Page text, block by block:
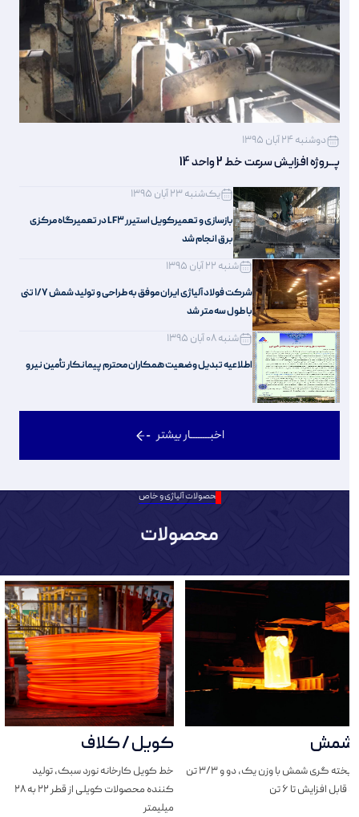
دوشنبه 24 آبان 1395
پــروژه افزایش سرعت خط 2 واحد 14
یک‌شنبه 23 آبان 1395
بازسازی و تعمیرکویل استیرر LF3 در تعمیرگاه مرکزی
برق انجام شد
شنبه 22 آبان 1395
شرکت فولاد آلیاژی ایران موفق به طراحی و تولید شمش 1/7 تنی
با طول سه متر شد
شنبه 08 آبان 1395
اطلاعیه تبدیل وضعیت همکاران محترم پیمانکار تأمین نیرو
اخبــــــــار بیشتر
محصولات آلیاژی و خاص
محصولات
شمش
ریخته گری شمش با وزن یک، دو و 3/3 تن
و قابل افزایش تا 6 تن
کویل / کلاف
خط کویل کارخانه نورد سبک، تولید
کننده محصولات کویلی از قطر 22 به 28
میلیمتر